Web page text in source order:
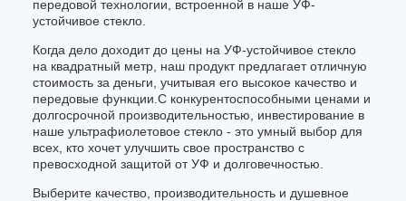
передовой технологии, встроенной в наше УФ-
устойчивое стекло.
Когда дело доходит до цены на УФ-устойчивое стекло
на квадратный метр, наш продукт предлагает отличную
стоимость за деньги, учитывая его высокое качество и
передовые функции.С конкурентоспособными ценами и
долгосрочной производительностью, инвестирование в
наше ультрафиолетовое стекло - это умный выбор для
всех, кто хочет улучшить свое пространство с
превосходной защитой от УФ и долговечностью.
Выберите качество, производительность и душевное